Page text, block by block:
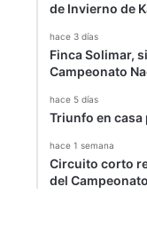
de Invierno de
hace 3 días
Finca Solimar,
Campeonato
hace 5 días
Triunfo en casa
hace 1 semana
Circuito corto
del